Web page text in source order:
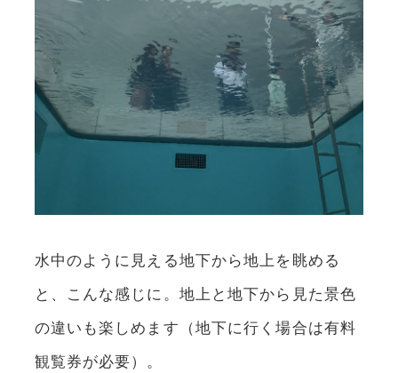
水中のように見える地下から地上を眺める
と、こんな感じに。地上と地下から見た景色
の違いも楽しめます（地下に行く場合は有料
観覧券が必要）。